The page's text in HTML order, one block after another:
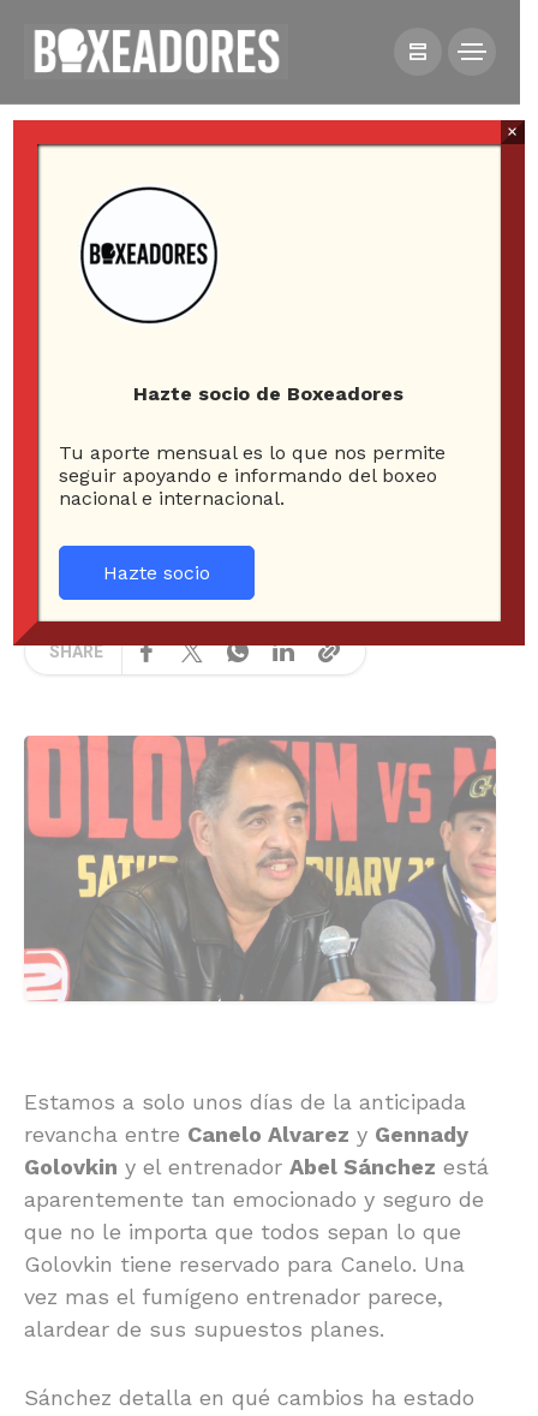
NOTICIAS
Abel Sánchez anuncia
su estrategia
EQUIPO BOXEADORES
234 Views
SHARE
Estamos a solo unos días de la anticipada
revancha entre Canelo Alvarez y Gennady
Golovkin y el entrenador Abel Sánchez está
aparentemente tan emocionado y seguro de
que no le importa que todos sepan lo que
Golovkin tiene reservado para Canelo. Una
vez mas el fumígeno entrenador parece,
alardear de sus supuestos planes.
Sánchez detalla en qué cambios ha estado
Hazte socio de Boxeadores
Tu aporte mensual es lo que nos permite
seguir apoyando e informando del boxeo
nacional e internacional.
Hazte socio
×